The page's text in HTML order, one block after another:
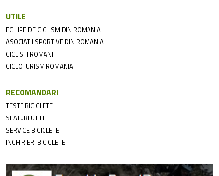
UTILE
ECHIPE DE CICLISM DIN ROMANIA
ASOCIATII SPORTIVE DIN ROMANIA
CICLISTI ROMANI
CICLOTURISM ROMANIA
RECOMANDARI
TESTE BICICLETE
SFATURI UTILE
SERVICE BICICLETE
INCHIRIERI BICICLETE